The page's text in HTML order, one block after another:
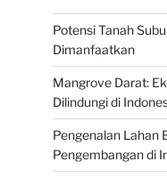
Potensi Tanah
Dimanfaatkan
Mangrove Darat:
Dilindungi di
Pengenalan Lahan
Pengembangan di